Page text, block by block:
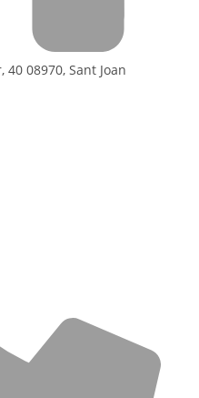
08970, Sant Joan